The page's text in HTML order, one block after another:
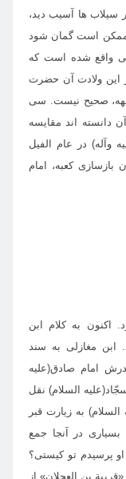
سيلاب ها آسيب ديد،
ممكن است گمان شود
واقع شده است كه
اين ولادت آن حضرت
صحيح نيست. سى
اند مقايسه
وآله) در عام الفيل
كعبه، امام
اكنون به كلام ابن
ابن مغازلى به سند
امام صادق(عليه
سجّاد(عليه السلام) نقل
به زيارت قبر
بسيارى در آنجا جمع
پرسيدم تو كيستى؟
بن العجلان» از